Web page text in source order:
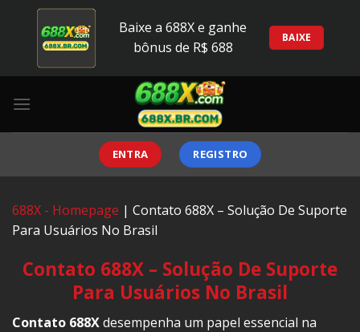
content
Baixe a 688X e ganhe
bônus de R$ 688
BAIXE
ENTRA REGISTRO
688X - Homepage | Contato 688X – Solução De Suporte
Para Usuários No Brasil
Contato 688X – Solução De Suporte
Para Usuários No Brasil
Contato 688Xdesempenha um papel essencial na